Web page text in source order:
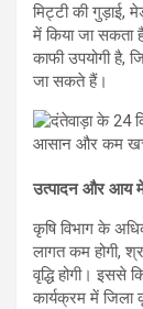
मिट्टी की गुड़ाई,
में किया जा सकता
काफी उपयोगी
जा सकते हैं।
उत्पादन और आय में
कृषि विभाग के
लागत कम होगी,
वृद्धि होगी। इससे
कार्यक्रम में जिला